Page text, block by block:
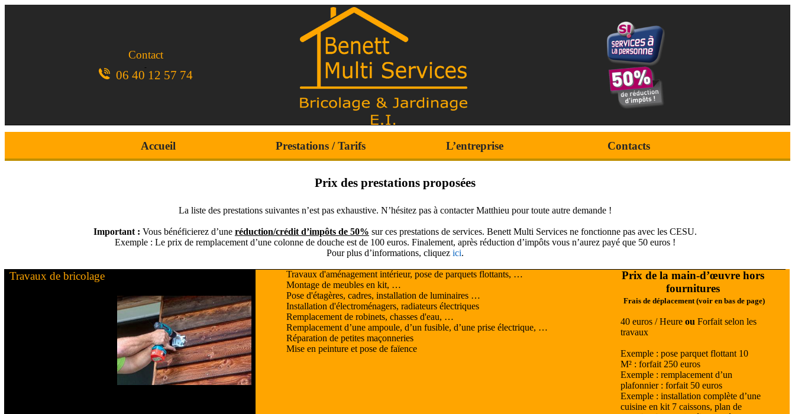
Contact
06 40 12 57 74
Accueil Prestations / Tarifs L’entreprise Contacts
Prix des prestations proposées
La liste des prestations suivantes n’est pas exhaustive. N’hésitez pas à contacter Matthieu pour toute autre demande !
Important : Vous bénéficierez d’une réduction/crédit d’impôts de 50% sur ces prestations de services. Benett Multi Services ne fonctionne pas avec les CESU.
Exemple : Le prix de remplacement d’une colonne de douche est de 100 euros. Finalement, après réduction d’impôts vous n’aurez payé que 50 euros !
Pour plus d’informations, cliquez ici.
Travaux de bricolage
Travaux d'aménagement intérieur, pose de parquets flottants, …
Montage de meubles en kit, …
Pose d'étagères, cadres, installation de luminaires …
Installation d'électroménagers, radiateurs électriques
Remplacement de robinets, chasses d'eau, …
Remplacement d’une ampoule, d’un fusible, d’une prise électrique, …
Réparation de petites maçonneries
Mise en peinture et pose de faïence
Prix de la main-d’œuvre hors
fournitures
Frais de déplacement (voir en bas de page)
40 euros / Heureou Forfait selon les
travaux
Exemple : pose parquet flottant 10
M² : forfait 250 euros
Exemple : remplacement d’un
plafonnier : forfait 50 euros
Exemple : installation complète d’une
cuisine en kit 7 caissons, plan de